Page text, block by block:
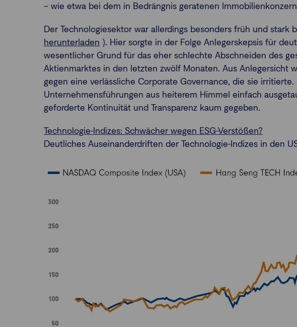
– wie etwa bei dem in Bedrängnis geratenen
Der Technologiesektor war allerdings besonders früh und stark
herunterladen ). Hier sorgte in der Folge Anlegerskepsis für
wesentlicher Grund für das eher schlechte Abschneiden des
Aktienmarktes in den letzten zwölf Monaten. Aus Anlegersicht
gegen eine verlässliche Corporate Governance, die sie irritierte.
Unternehmensführungen aus heiterem Himmel einfach
geforderte Kontinuität und Transparenz kaum gegeben.
Technologie-Indizes: Schwächer wegen ESG-Verstößen?
Deutliches Auseinanderdriften der Technologie-Indizes in den